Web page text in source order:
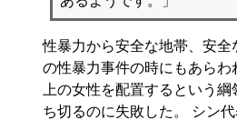
性暴力から安全な地帯、安
の性暴力事件の時にもあら
上の女性を配置するという
ち切るのに失敗した。 シン